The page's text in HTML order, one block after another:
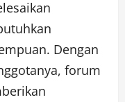
Dengan
forum